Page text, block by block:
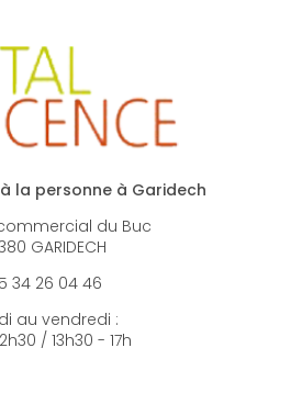
la personne à Garidech
du Buc
GARIDECH
34 26 04 46
au vendredi :
/ 13h30 - 17h